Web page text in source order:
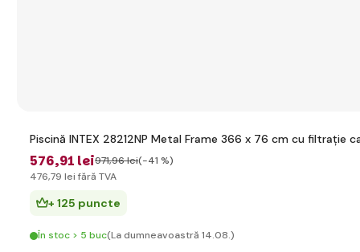
Piscină INTEX 28212NP Metal Frame 366 x 76 cm cu filtrație
576,91 lei971,96 lei(-41 %)
476,79 lei fără TVA
+ 125 puncte
În stoc > 5 buc(La dumneavoastră 14.08.)